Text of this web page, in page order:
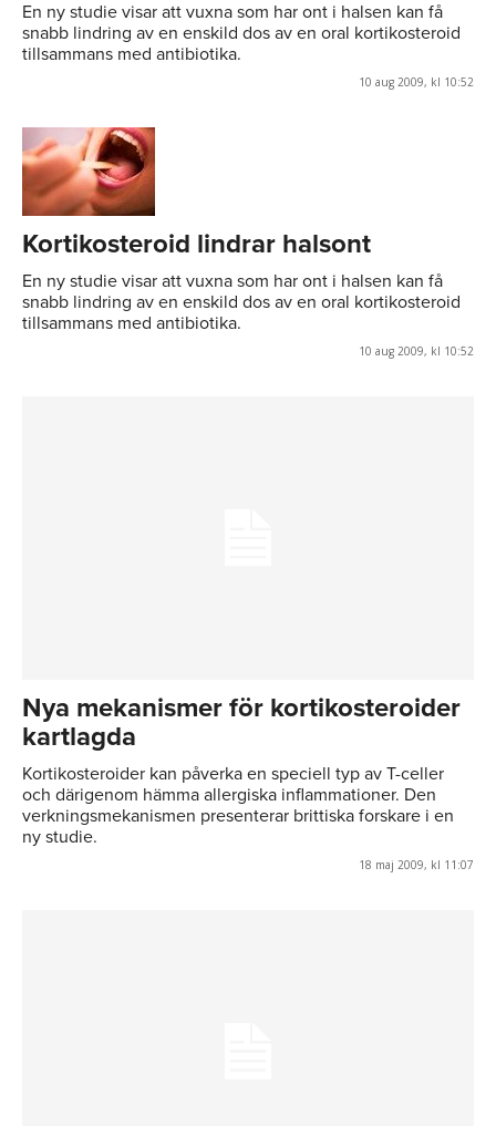
En ny studie visar att vuxna som har ont i halsen kan få
snabb lindring av en enskild dos av en oral kortikosteroid
tillsammans med antibiotika.
10 aug 2009, kl 10:52
Kortikosteroid lindrar halsont
En ny studie visar att vuxna som har ont i halsen kan få
snabb lindring av en enskild dos av en oral kortikosteroid
tillsammans med antibiotika.
10 aug 2009, kl 10:52
Nya mekanismer för kortikosteroider
kartlagda
Kortikosteroider kan påverka en speciell typ av T-celler
och därigenom hämma allergiska inflammationer. Den
verkningsmekanismen presenterar brittiska forskare i en
ny studie.
18 maj 2009, kl 11:07